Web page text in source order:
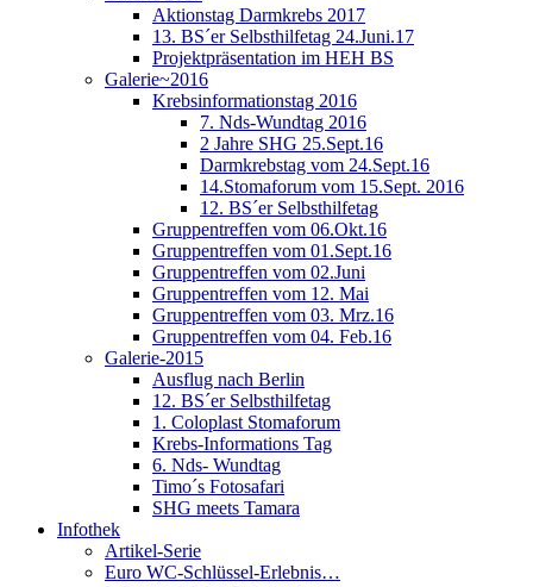
Aktionstag Darmkrebs 2017
13. BS´er Selbsthilfetag 24.Juni.17
Projektpräsentation im HEH BS
Galerie~2016
Krebsinformationstag 2016
7. Nds-Wundtag 2016
2 Jahre SHG 25.Sept.16
Darmkrebstag vom 24.Sept.16
14.Stomaforum vom 15.Sept. 2016
12. BS´er Selbsthilfetag
Gruppentreffen vom 06.Okt.16
Gruppentreffen vom 01.Sept.16
Gruppentreffen vom 02.Juni
Gruppentreffen vom 12. Mai
Gruppentreffen vom 03. Mrz.16
Gruppentreffen vom 04. Feb.16
Galerie-2015
Ausflug nach Berlin
12. BS´er Selbsthilfetag
1. Coloplast Stomaforum
Krebs-Informations Tag
6. Nds- Wundtag
Timo´s Fotosafari
SHG meets Tamara
Infothek
Artikel-Serie
Euro WC-Schlüssel-Erlebnis…